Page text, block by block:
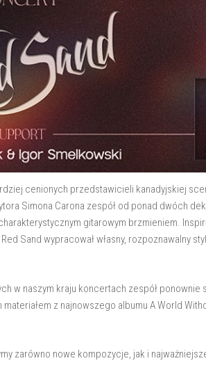
cenionych przedstawicieli kanadyjskiej
Simona Carona zespół od ponad dwóch
gitarowym brzmieniem.
Sand wypracował własny, rozpoznawalny
w naszym kraju koncertach zespół
z najnowszego albumu A World
zarówno nowe kompozycje, jak i